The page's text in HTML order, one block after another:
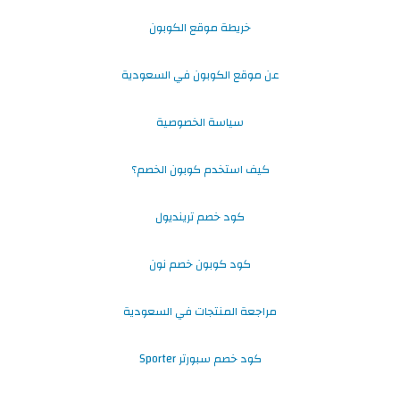
خريطة موقع الكوبون
عن موقع الكوبون في السعودية
سياسة الخصوصية
كيف استخدم كوبون الخصم؟
كود خصم ترينديول
كود كوبون خصم نون
مراجعة المنتجات في السعودية
كود خصم سبورتر Sporter